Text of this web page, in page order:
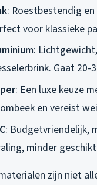
: Roestbestendig
voor klassieke
:
Gaat
: Een luxe keuze
en vereist
: Budgetvriendelijk,
minder
zijn niet